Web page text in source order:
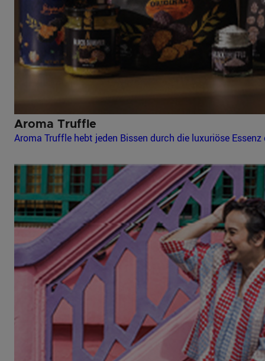
Aroma Truffle
Aroma Truffle hebt jeden Bissen durch die luxuriöse Essenz